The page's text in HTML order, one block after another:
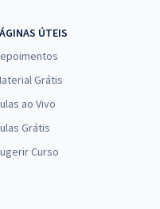
ÚTEIS
Grátis
ao Vivo
Grátis
Curso